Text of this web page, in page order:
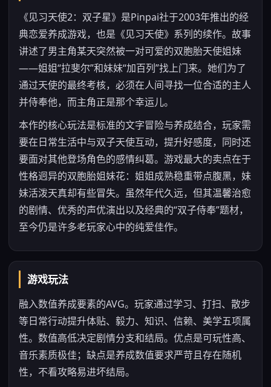
《见习天使2：双子星》是Pinpai社于2003年推出的经
典恋爱养成游戏，也是《见习天使》系列的续作。故事
讲述了男主角某天突然被一对可爱的双胞胎天使姐妹
——姐姐“拉斐尔”和妹妹“加百列”找上门来。她们为了
通过天使的最终考核，必须在人间寻找一位合适的主人
并侍奉他，而主角正是那个幸运儿。
本作的核心玩法是标准的文字冒险与养成结合，玩家需
要在日常生活中与双子天使互动，提升好感度，同时还
要面对其他登场角色的感情纠葛。游戏最大的卖点在于
性格迥异的双胞胎姐妹花：姐姐成熟稳重带点腹黑，妹
妹活泼天真却有些冒失。虽然年代久远，但其温馨治愈
的剧情、优秀的声优演出以及经典的“双子侍奉”题材，
至今仍是许多老玩家心中的纯爱佳作。
游戏玩法
融入数值养成要素的AVG。玩家通过学习、打扫、散步
等日常行动提升体贴、毅力、知识、信赖、美学五项属
性。数值高低决定剧情分支和结局。优点是可玩性高、
音乐素质极佳；缺点是养成数值要求严苛且存在随机
性，不看攻略易进坏结局。